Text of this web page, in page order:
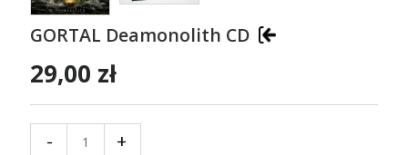
GORTAL Deamonolith CD
29,00 zł
- +